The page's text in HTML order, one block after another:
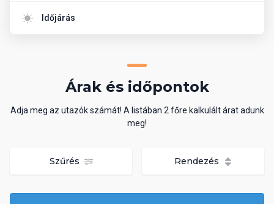
Időjárás
Árak és időpontok
Adja meg az utazók számát! A listában 2 főre kalkulált árat adunk
meg!
Szűrés Rendezés